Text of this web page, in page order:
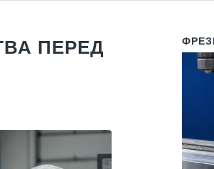
ПЕРЕД